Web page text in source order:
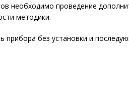
необходимо проведение
методики.
без установки и